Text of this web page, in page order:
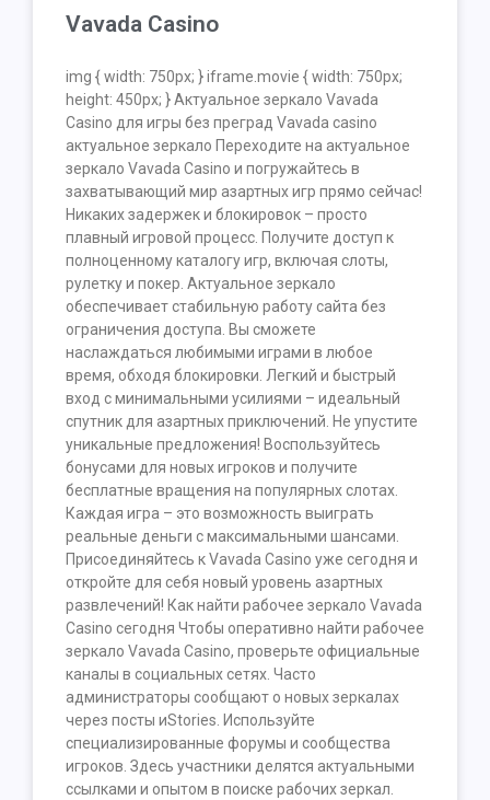
Vavada Casino
img { width: 750px; } iframe.movie { width: 750px;
height: 450px; } Актуальное зеркало Vavada
Casino для игры без преград Vavada casino
актуальное зеркало Переходите на актуальное
зеркало Vavada Casino и погружайтесь в
захватывающий мир азартных игр прямо сейчас!
Никаких задержек и блокировок – просто
плавный игровой процесс. Получите доступ к
полноценному каталогу игр, включая слоты,
рулетку и покер. Актуальное зеркало
обеспечивает стабильную работу сайта без
ограничения доступа. Вы сможете
наслаждаться любимыми играми в любое
время, обходя блокировки. Легкий и быстрый
вход с минимальными усилиями – идеальный
спутник для азартных приключений. Не упустите
уникальные предложения! Воспользуйтесь
бонусами для новых игроков и получите
бесплатные вращения на популярных слотах.
Каждая игра – это возможность выиграть
реальные деньги с максимальными шансами.
Присоединяйтесь к Vavada Casino уже сегодня и
откройте для себя новый уровень азартных
развлечений! Как найти рабочее зеркало Vavada
Casino сегодня Чтобы оперативно найти рабочее
зеркало Vavada Casino, проверьте официальные
каналы в социальных сетях. Часто
администраторы сообщают о новых зеркалах
через посты иStories. Используйте
специализированные форумы и сообщества
игроков. Здесь участники делятся актуальными
ссылками и опытом в поиске рабочих зеркал.